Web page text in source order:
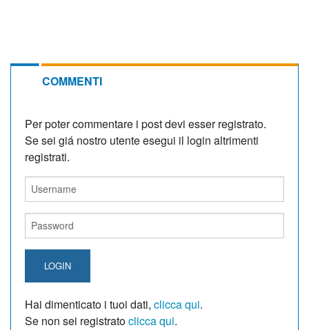
COMMENTI
Per poter commentare i post devi esser registrato.
Se sei giá nostro utente esegui il login altrimenti
registrati.
LOGIN
Hai dimenticato i tuoi dati, clicca qui.
Se non sei registratoclicca qui.